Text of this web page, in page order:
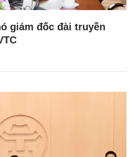
giám đốc đài truyền